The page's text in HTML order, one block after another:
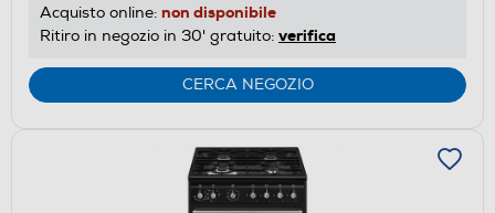
Acquisto online: non disponibile
Ritiro in negozio in 30' gratuito: verifica
CERCA NEGOZIO